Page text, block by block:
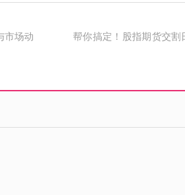
市场动
帮你搞定！股指期货交